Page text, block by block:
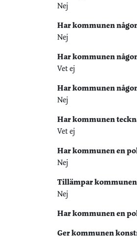
Nej
Har kommunen
Nej
Har kommunen
Vet ej
Har kommunen
Nej
Har kommunen
Vet ej
Har kommunen en
Nej
Tillämpar
Nej
Har kommunen en
Ger kommunen